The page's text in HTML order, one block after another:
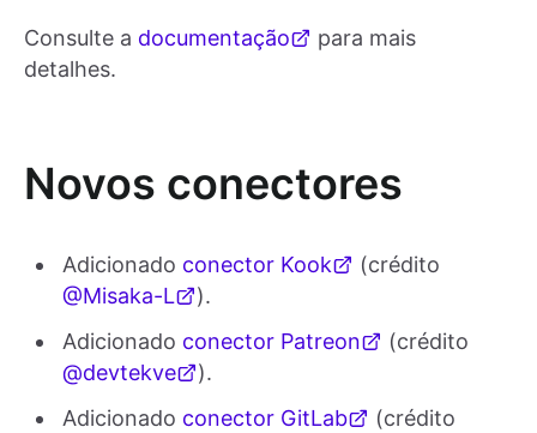
Consulte a documentação
para mais
detalhes.
Novos conectores
Adicionado conector Kook
(crédito
@Misaka-L
).
Adicionado conector Patreon
(crédito
@devtekve
).
Adicionado conector GitLab
(crédito